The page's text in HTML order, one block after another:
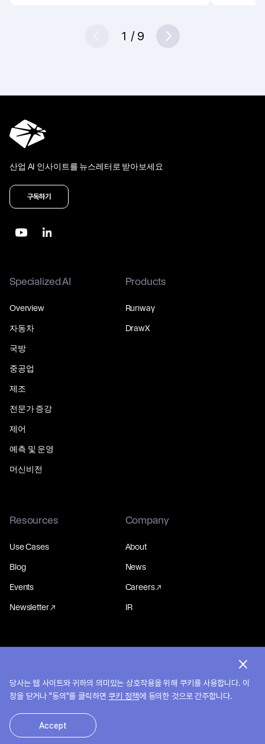
1 / 9
Next
산업 AI 인사이트를 뉴스레터로 받아보세요
구독하기
Specialized AI
Overview
자동차
국방
중공업
제조
전문가 증강
제어
예측 및 운영
머신비전
Products
Runway
DrawX
Resources
Use Cases
Blog
Events
Newsletter
Company
About
News
Careers
IR
한국어 English日本語
당사는 웹 사이트와 귀하의 의미있는 상호작용을 위해 쿠키를 사용합니다. 이
창을 닫거나 "동의"를 클릭하면 쿠키 정책에 동의한 것으로 간주합니다.
Accept